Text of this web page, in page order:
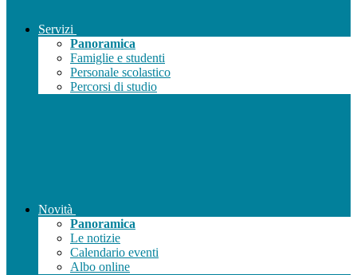
Servizi
Panoramica
Famiglie e studenti
Personale scolastico
Percorsi di studio
Novità
Panoramica
Le notizie
Calendario eventi
Albo online